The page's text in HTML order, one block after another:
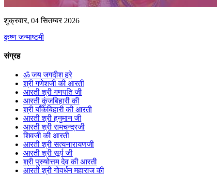
शुक्रवार, 04 सितम्बर 2026
कृष्ण जन्माष्टमी
संग्रह
ॐ जय जगदीश हरे
श्री गणेशजी की आरती
आरती श्री गणपति जी
आरती कुंजबिहारी की
श्री बाँकेबिहारी की आरती
आरती श्री हनुमान जी
आरती श्री रामचन्द्रजी
शिवजी की आरती
आरती श्री सत्यनारायणजी
आरती श्री सूर्य जी
श्री पुरुषोत्तम देव की आरती
आरती श्री गोवर्धन महाराज की